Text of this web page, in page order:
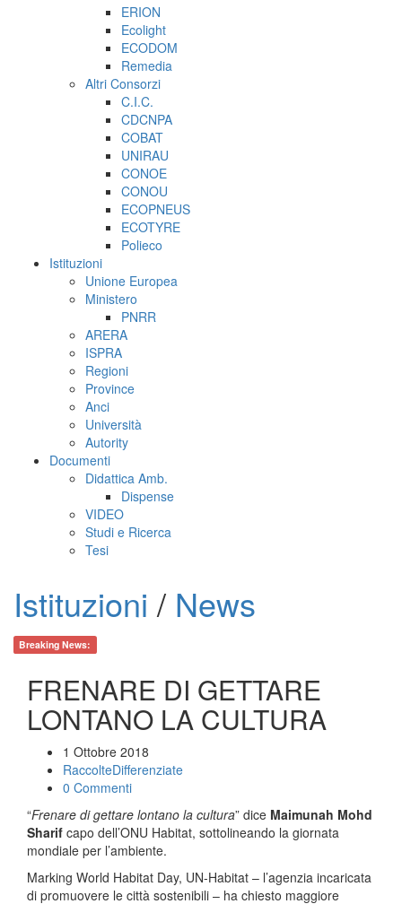
ERION
Ecolight
ECODOM
Remedia
Altri Consorzi
C.I.C.
CDCNPA
COBAT
UNIRAU
CONOE
CONOU
ECOPNEUS
ECOTYRE
Polieco
Istituzioni
Unione Europea
Ministero
PNRR
ARERA
ISPRA
Regioni
Province
Anci
Università
Autority
Documenti
Didattica Amb.
Dispense
VIDEO
Studi e Ricerca
Tesi
Istituzioni / News
Breaking News:
FRENARE DI GETTARE
LONTANO LA CULTURA
1 Ottobre 2018
RaccolteDifferenziate
0 Commenti
“Frenare di gettare lontano la cultura” dice Maimunah Mohd
Sharif capo dell’ONU Habitat, sottolineando la giornata
mondiale per l’ambiente.
Marking World Habitat Day, UN-Habitat – l’agenzia incaricata
di promuovere le città sostenibili – ha chiesto maggiore